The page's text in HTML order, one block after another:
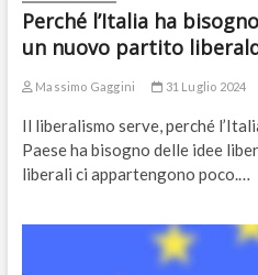
Perché l’Italia ha
un nuovo partito
Massimo Gaggini 31 Luglio 2024
Il liberalismo serve, perché
Paese ha bisogno delle idee
liberali ci appartengono poco.…